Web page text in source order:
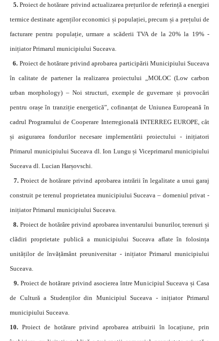
5. Proiect de hotărare privind actualizarea prețurilor de referință a energiei
termice destinate agenților economici și populației, precum și a prețului de
facturare pentru populație, urmare a scăderii TVA de la 20% la 19% -
inițiator Primarul municipiului Suceava.
6. Proiect de hotărare privind aprobarea participării Municipiului Suceava
în calitate de partener la realizarea proiectului „MOLOC (Low carbon
urban morphology) – Noi structuri, exemple de guvernare și provocări
pentru orașe în tranziție energetică”, cofinanțat de Uniunea Europeană în
cadrul Programului de Cooperare Interregională INTERREG EUROPE, cât
și asigurarea fondurilor necesare implementării proiectului - inițiatori
Primarul municipiului Suceava dl. Ion Lungu și Viceprimarul municipiului
Suceava dl. Lucian Harșovschi.
7.Proiect de hotărare privind aprobarea intrării în legalitate a unui garaj
construit pe terenul proprietatea municipiului Suceava – domeniul privat -
inițiator Primarul municipiului Suceava.
8. Proiect de hotărâre privind aprobarea inventarului bunurilor, terenuri și
clădiri proprietate publică a municipiului Suceava aflate în folosința
unităților de învățământ preuniversitar - inițiator Primarul municipiului
Suceava.
9. Proiect de hotărare privind asocierea între Municipiul Suceava și Casa
de Cultură a Studenților din Municipiul Suceava - inițiator Primarul
municipiului Suceava.
10. Proiect de hotărare privind aprobarea atribuirii în locațiune, prin